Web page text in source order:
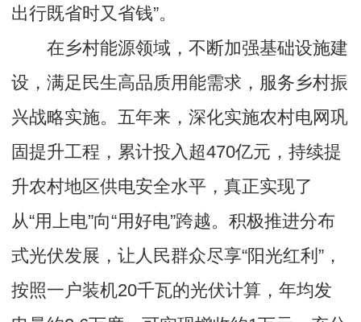
出行既省时又省钱”。
在乡村能源领域，不断加强基础设施建
设，满足民生高品质用能需求，服务乡村振
兴战略实施。五年来，深化实施农村电网巩
固提升工程，累计投入超470亿元，持续提
升农村地区供电安全水平，真正实现了
从“用上电”向“用好电”跨越。积极推进分布
式光伏发展，让人民群众尽享“阳光红利”，
按照一户装机20千瓦的光伏计算，年均发